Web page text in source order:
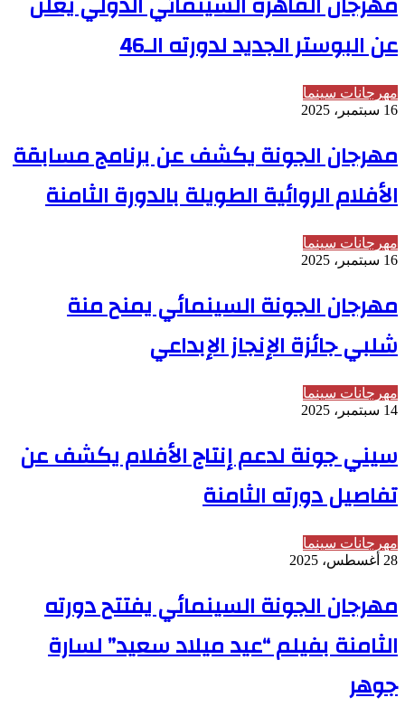
عن البوستر الجديد لدورته الـ46
مهرجانات سينما
16 سبتمبر، 2025
مهرجان الجونة يكشف عن برنامج مسابقة
الأفلام الروائية الطويلة بالدورة الثامنة
مهرجانات سينما
16 سبتمبر، 2025
مهرجان الجونة السينمائي يمنح منة
شلبي جائزة الإنجاز الإبداعي
مهرجانات سينما
14 سبتمبر، 2025
سيني جونة لدعم إنتاج الأفلام يكشف عن
تفاصيل دورته الثامنة
مهرجانات سينما
28 أغسطس، 2025
مهرجان الجونة السينمائي يفتتح دورته
الثامنة بفيلم “عيد ميلاد سعيد” لسارة
جوهر